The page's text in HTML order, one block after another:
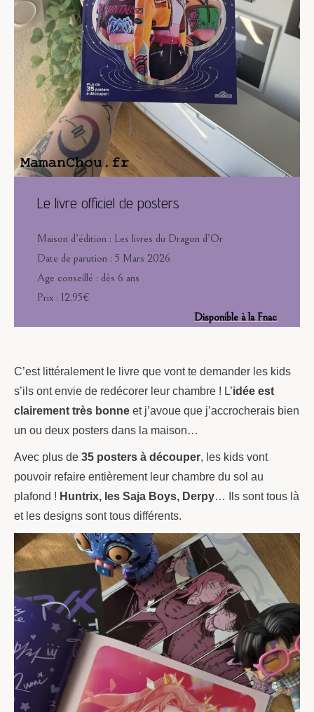
Le livre officiel de posters
Maison d’édition : Les livres du Dragon d’Or
Date de parution : 5 Mars 2026
Age conseillé : dès 6 ans
Prix : 12.95€
Disponible à la Fnac
C’est littéralement le livre que vont te demander les kids
s’ils ont envie de redécorer leur chambre ! L’idée est
clairement très bonne et j’avoue que j’accrocherais bien
un ou deux posters dans la maison…
Avec plus de 35 posters à découper, les kids vont
pouvoir refaire entièrement leur chambre du sol au
plafond ! Huntrix, les Saja Boys, Derpy… Ils sont tous là
et les designs sont tous différents.